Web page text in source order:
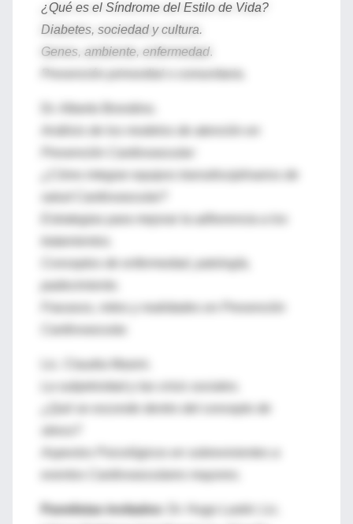
¿Qué es el Síndrome del Estilo de Vida?
Diabetes, sociedad y cultura.
Genes, ambiente, enfermedad.
¿Cómo integrar equipos transdisciplinarios de
Estrategias para mejorar la adherencia a los
Conceptos de enfermedad, patología,
Aspectos Psicológicos en sobrevivientes a
eventos Cardiovasculares mayores.
Panelistas invitados
: Dr. Hugo Lastiri; Lic.